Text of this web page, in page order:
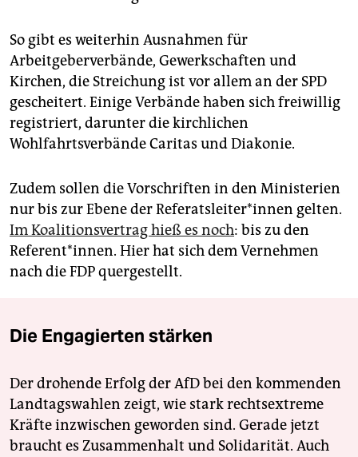
So gibt es weiterhin Ausnahmen für
Arbeitgeberverbände, Gewerkschaften und
Kirchen, die Streichung ist vor allem an der SPD
gescheitert. Einige Verbände haben sich freiwillig
registriert, darunter die kirchlichen
Wohlfahrtsverbände Caritas und Diakonie.
Zudem sollen die Vorschriften in den Ministerien
nur bis zur Ebene der Re­fe­rats­lei­te­r*in­nen gelten.
Im Koalitionsvertrag hieß es noch: bis zu den
Referent*innen. Hier hat sich dem Vernehmen
nach die FDP quergestellt.
Die Engagierten stärken
Der drohende Erfolg der AfD bei den kommenden
Landtagswahlen zeigt, wie stark rechtsextreme
Kräfte inzwischen geworden sind. Gerade jetzt
braucht es Zusammenhalt und Solidarität. Auch